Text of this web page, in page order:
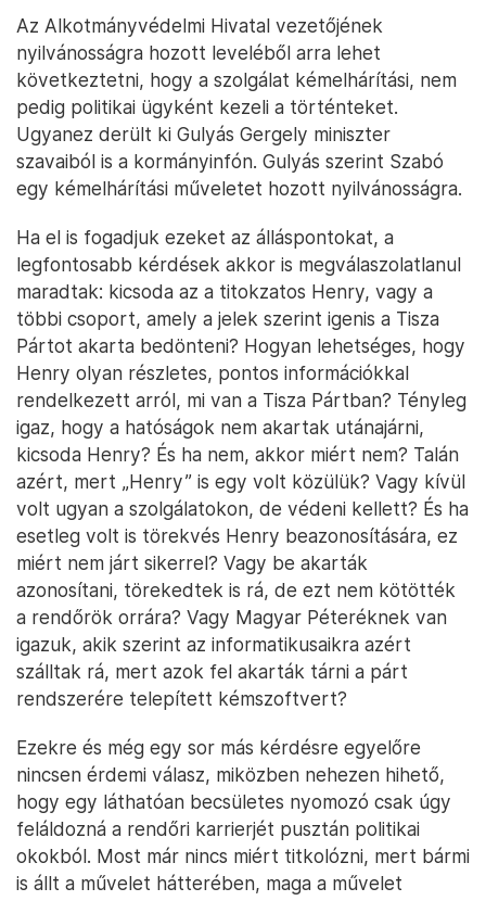
Az Alkotmányvédelmi Hivatal vezetőjének
nyilvánosságra hozott leveléből arra lehet
következtetni, hogy a szolgálat kémelhárítási, nem
pedig politikai ügyként kezeli a történteket.
Ugyanez derült ki Gulyás Gergely miniszter
szavaiból is a kormányinfón. Gulyás szerint Szabó
egy kémelhárítási műveletet hozott nyilvánosságra.
Ha el is fogadjuk ezeket az álláspontokat, a
legfontosabb kérdések akkor is megválaszolatlanul
maradtak: kicsoda az a titokzatos Henry, vagy a
többi csoport, amely a jelek szerint igenis a Tisza
Pártot akarta bedönteni? Hogyan lehetséges, hogy
Henry olyan részletes, pontos információkkal
rendelkezett arról, mi van a Tisza Pártban? Tényleg
igaz, hogy a hatóságok nem akartak utánajárni,
kicsoda Henry? És ha nem, akkor miért nem? Talán
azért, mert „Henry” is egy volt közülük? Vagy kívül
volt ugyan a szolgálatokon, de védeni kellett? És ha
esetleg volt is törekvés Henry beazonosítására, ez
miért nem járt sikerrel? Vagy be akarták
azonosítani, törekedtek is rá, de ezt nem kötötték
a rendőrök orrára? Vagy Magyar Péteréknek van
igazuk, akik szerint az informatikusaikra azért
szálltak rá, mert azok fel akarták tárni a párt
rendszerére telepített kémszoftvert?
Ezekre és még egy sor más kérdésre egyelőre
nincsen érdemi válasz, miközben nehezen hihető,
hogy egy láthatóan becsületes nyomozó csak úgy
feláldozná a rendőri karrierjét pusztán politikai
okokból. Most már nincs miért titkolózni, mert bármi
is állt a művelet hátterében, maga a művelet